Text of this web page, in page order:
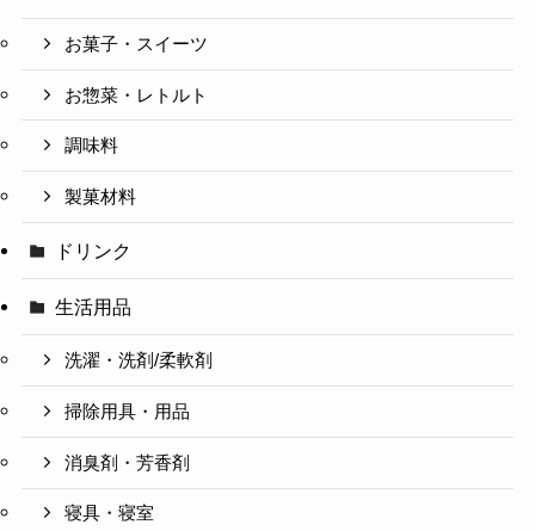
お菓子・スイーツ
お惣菜・レトルト
調味料
製菓材料
ドリンク
生活用品
洗濯・洗剤/柔軟剤
掃除用具・用品
消臭剤・芳香剤
寝具・寝室